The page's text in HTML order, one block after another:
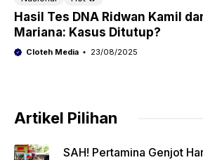
Hasil Tes DNA Ridwan Kamil
Mariana: Kasus Ditutup?
Cloteh Media 23/08/2025
Artikel Pilihan
SAH! Pertamina Genjot